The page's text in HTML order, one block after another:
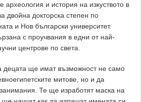
и история на изкуството в
двойна докторска степен по
и Нов български университет.
с проучвания в едни от най-
центрове по света.
ще имат възможност не само
митове, но и да
занимания. Те ще изработят маска на